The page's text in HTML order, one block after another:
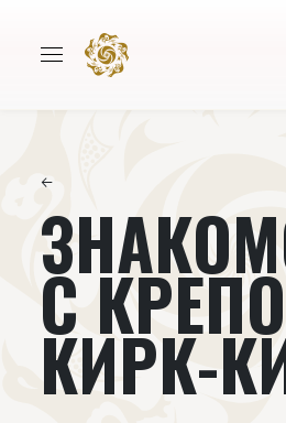
Авторы
Издательство
Проекты
Книги
←
С
КИРК-